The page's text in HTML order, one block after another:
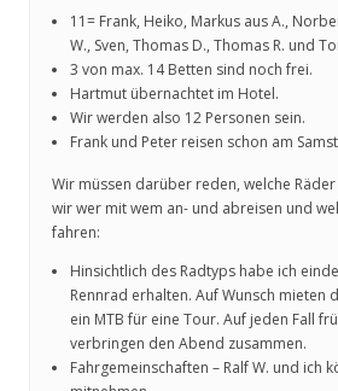
11= Frank, Heiko, Markus aus A.,
W., Sven, Thomas D., Thomas R. und
3 von max. 14 Betten sind noch frei.
Hartmut übernachtet im Hotel.
Wir werden also 12 Personen sein.
Frank und Peter reisen schon am
Wir müssen darüber reden, welche
wir wer mit wem an- und abreisen und
fahren:
Hinsichtlich des Radtyps habe ich
Rennrad erhalten. Auf Wunsch mieten
ein MTB für eine Tour. Auf jeden Fall
verbringen den Abend zusammen.
Fahrgemeinschaften – Ralf W. und ich